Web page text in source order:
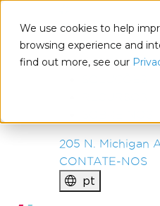
We use cookies to help
browsing experience and
find out more, see our
IRONSOFTWARE
PRODUTOS
EMPRESA
205 N. Michigan
CONTATE-NOS
pt